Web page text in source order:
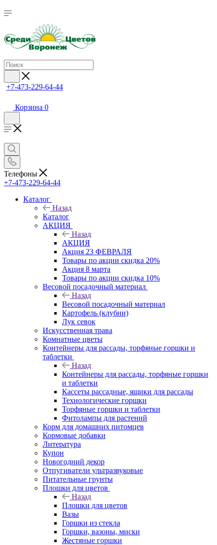
+7-473-229-64-44
Корзина 0
Телефоны
+7-473-229-64-44
Каталог
Назад
Каталог
АКЦИЯ
Назад
АКЦИЯ
Акция 23 ФЕВРАЛЯ
Товары по акции скидка 20%
Акция 8 марта
Товары по акции скидка 10%
Весовой посадочный материал
Назад
Весовой посадочный материал
Картофель (клубни)
Лук севок
Искусственная трава
Комнатные цветы
Контейнеры для рассады, торфяные горшки и
таблетки
Назад
Контейнеры для рассады, торфяные горшки
и таблетки
Кассеты рассадные, ящики для рассады
Технологические горшки
Торфяные горшки и таблетки
Фитолампы для растений
Корм для домашних питомцев
Кормовые добавки
Литература
Купон
Новогодний декор
Отпугиватели ультразвуковые
Питательные грунты
Плошки для цветов
Назад
Плошки для цветов
Вазы
Горшки из стекла
Горшки, вазоны, миски
Жестяные горшки